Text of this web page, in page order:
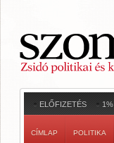
ELŐFIZETÉS 1%
CÍMLAP POLITIKA